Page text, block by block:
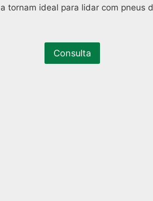
a tornam ideal para lidar com pneus
Consulta